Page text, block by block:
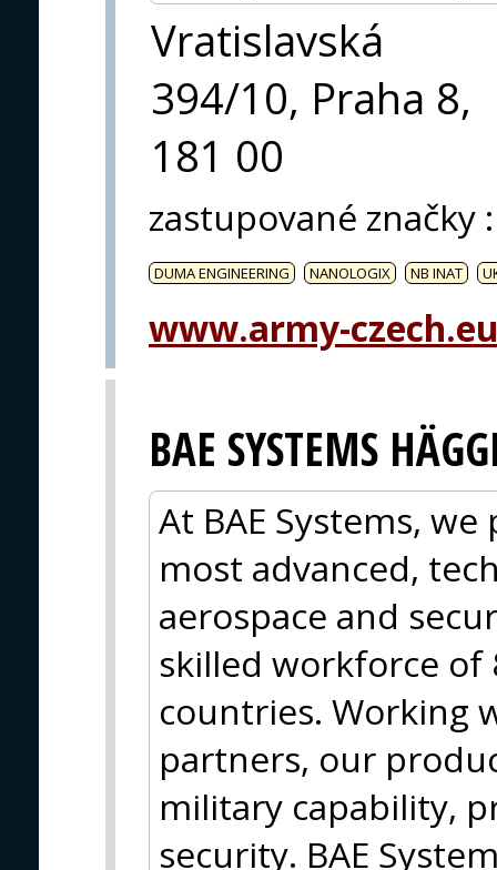
Vratislavská
394/10, Praha 8,
181 00
zastupované značky :
DUMA ENGINEERING NANOLOGIX NB INAT
www.army-czech.eu
BAE SYSTEMS
At BAE Systems,
most advanced,
aerospace and
skilled workforce of
countries. Working
partners, our
military capability,
security. BAE